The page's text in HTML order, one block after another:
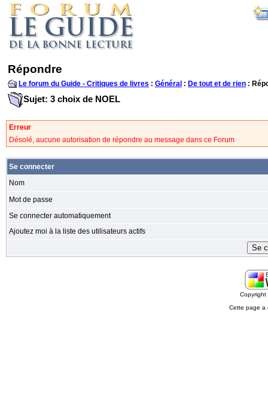
Répondre
Le forum du Guide - Critiques de livres : Général : De tout et de rien :
Sujet: 3 choix de NOEL
Erreur
Désolé, aucune autorisation de répondre au message dans ce Forum
Se connecter
Nom
Mot de passe
Se connecter automatiquement
Ajoutez moi à la liste des utilisateurs actifs
Cette page a